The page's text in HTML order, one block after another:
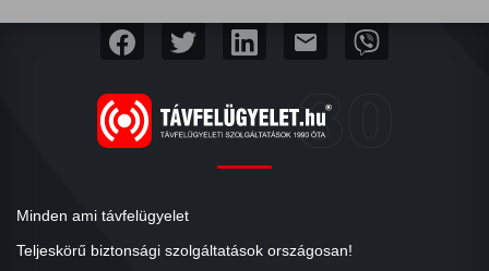
mail
Minden ami távfelügyelet
Teljeskörű biztonsági szolgáltatások országosan!